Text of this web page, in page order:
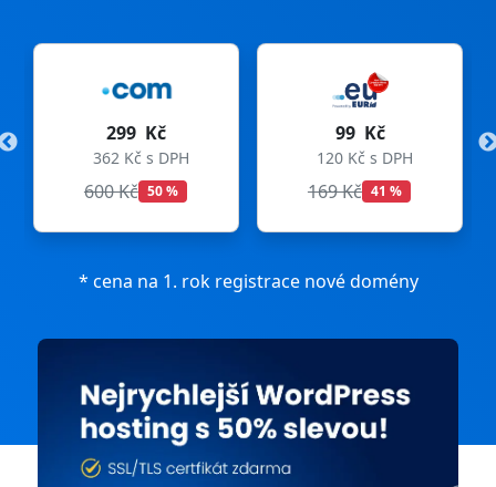
299 Kč
362 Kč s DPH
600 Kč 50 %
99 Kč
120 Kč s DPH
169 Kč 41 %
* cena na 1. rok registrace nové domény